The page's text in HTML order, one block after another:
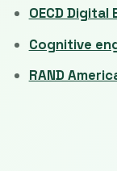
OECD
Cognitive
RAND